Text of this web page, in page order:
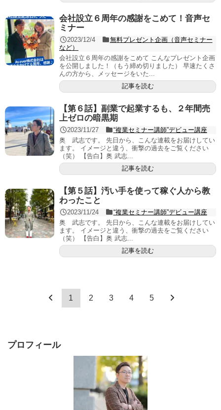
会社設立６周年の感謝をこめて！音声セ
ミナー
2023/12/4
無料プレゼント企画（音声セミナー
など）
会社設立６周年の感謝をこめて こんなプレゼント企画
を公開しました！（もう締め切りました） 早速たくさ
んの方から、メッセージをいた...
記事を読む
【第６話】副業で起業するも、２年間売
上ゼロの暗黒期
2023/11/27
“複業セミナー講師”デビュー講座
奥 武志です。 先日から、こんな連載をお届けしてい
ます。 イメージと違う、衝撃の過去をご覧ください
（笑） 【告白】奥 武志...
記事を読む
【第５話】汚い手を使って稼ぐ人から教
わったこと
2023/11/24
“複業セミナー講師”デビュー講座
奥 武志です。 先日から、こんな連載をお届けしてい
ます。 イメージと違う、衝撃の過去をご覧ください
（笑） 【告白】奥 武志...
記事を読む
1 2 3 4 5
プロフィール